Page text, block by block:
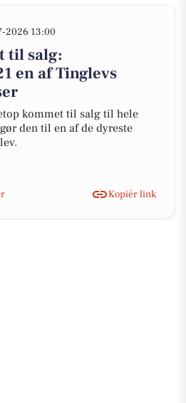
2026 13:00
til salg:
en af Tinglevs
kommet til salg til hele
den til en af de dyreste
Kopiér link